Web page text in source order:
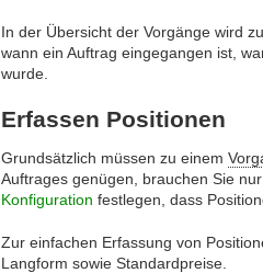
In der Übersicht der Vorgänge wird
wann ein Auftrag eingegangen ist,
wurde.
Erfassen Positionen
Grundsätzlich müssen zu einem
Auftrages genügen, brauchen Sie
Konfiguration festlegen, dass
Zur einfachen Erfassung von
Langform sowie Standardpreise.